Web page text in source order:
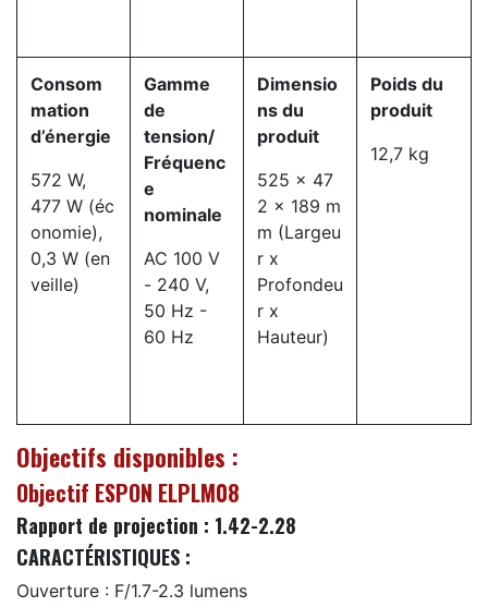
Consom
mation
d’énergie
572 W,
477 W (éc
onomie),
0,3 W (en
veille)
Gamme
de
tension/
Fréquenc
e
nominale
AC 100 V
- 240 V,
50 Hz -
60 Hz
Dimensio
ns du
produit
525 x 47
2 x 189 m
m (Largeu
r x
Profondeu
r x
Hauteur)
Poids du
produit
12,7 kg
Objectifs disponibles :
Objectif ESPON ELPLM08
Rapport de projection : 1.42-2.28
CARACTÉRISTIQUES :
Ouverture : F/1.7-2.3 lumens